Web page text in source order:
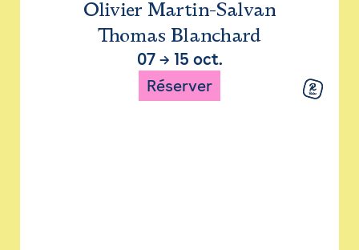
Olivier Martin-Salvan
Thomas Blanchard
07→ 15 oct.
Réserver